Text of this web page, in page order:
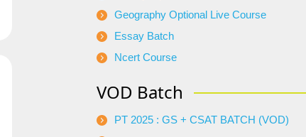
Geography Optional Live Course
Essay Batch
Ncert Course
VOD Batch
PT 2025 : GS + CSAT BATCH (VOD)